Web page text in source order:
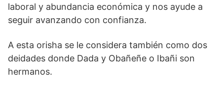
laboral y abundancia económica y nos ayude a
seguir avanzando con confianza.
A esta orisha se le considera también como dos
deidades donde Dada y Obañeñe o Ibañi son
hermanos.